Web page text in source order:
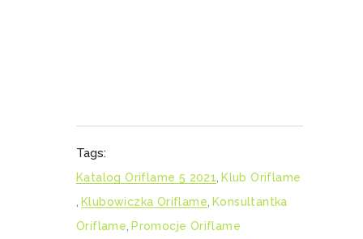
Tags:
Katalog Oriflame 5 2021 Klub Oriflame
Klubowiczka Oriflame Konsultantka
Oriflame Promocje Oriflame